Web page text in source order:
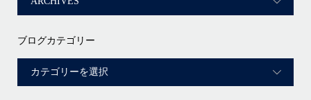
ブログカテゴリー